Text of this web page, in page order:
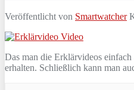
Veröffentlicht von Smartwatcher
Das man die Erklärvideos
erhalten. Schließlich kann man